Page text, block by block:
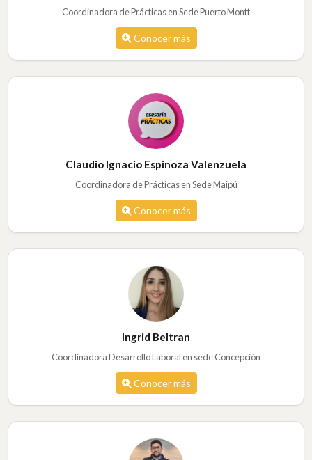
Coordinadora de Prácticas en Sede Puerto Montt
Conocer más
Claudio Ignacio Espinoza Valenzuela
Coordinadora de Prácticas en Sede Maipú
Conocer más
Ingrid Beltran
Coordinadora Desarrollo Laboral en sede Concepción
Conocer más